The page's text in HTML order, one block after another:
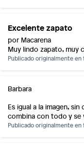
Excelente zapato
por Macarena
Muy lindo zapato, muy
Publicado originalmente en
Barbara
Es igual a la imagen,
combina con todo y se
Publicado originalmente en